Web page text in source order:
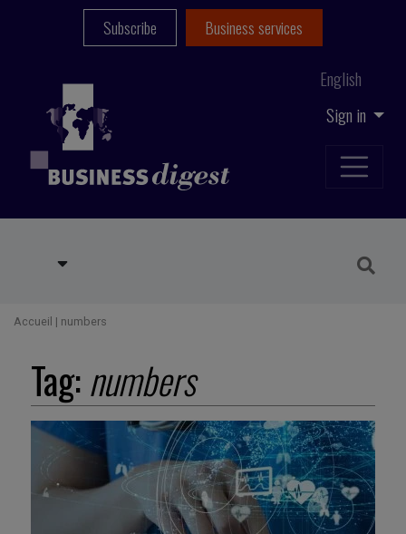
Sign in
English
Subscribe Business services
Accueil | numbers
Tag:numbers